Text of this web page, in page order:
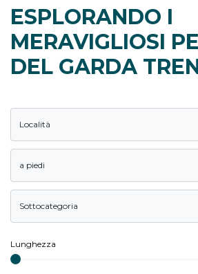
ESPLORANDO I
MERAVIGLIOSI
DEL GARDA
Località
a piedi
Sottocategoria
Lunghezza